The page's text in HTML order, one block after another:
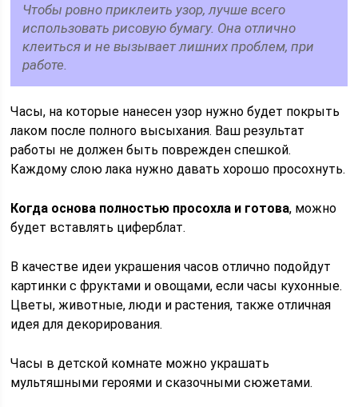
Чтобы ровно приклеить узор, лучше всего
использовать рисовую бумагу. Она отлично
клеиться и не вызывает лишних проблем, при
работе.
Часы, на которые нанесен узор нужно будет покрыть
лаком после полного высыхания. Ваш результат
работы не должен быть поврежден спешкой.
Каждому слою лака нужно давать хорошо просохнуть.
Когда основа полностью просохла и готова, можно
будет вставлять циферблат.
В качестве идеи украшения часов отлично подойдут
картинки с фруктами и овощами, если часы кухонные.
Цветы, животные, люди и растения, также отличная
идея для декорирования.
Часы в детской комнате можно украшать
мультяшными героями и сказочными сюжетами.